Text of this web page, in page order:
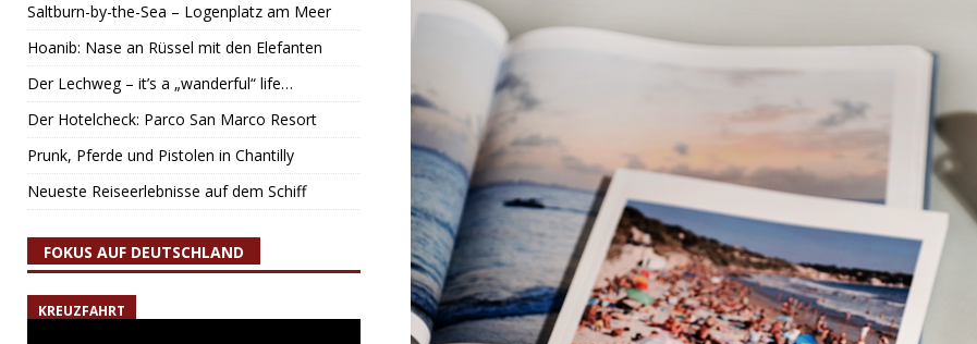
Saltburn-by-the-Sea – Logenplatz am Meer
Hoanib: Nase an Rüssel mit den Elefanten
Der Lechweg – it’s a „wanderful“ life…
Der Hotelcheck: Parco San Marco Resort
Prunk, Pferde und Pistolen in Chantilly
Neueste Reiseerlebnisse auf dem Schiff
FOKUS AUF DEUTSCHLAND
KREUZFAHRT